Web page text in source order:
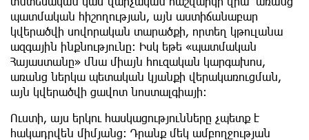
պատմական հիշողության, այն աստիճանաբար
կվերածվի սովորական տարածքի, որտեղ կթուլանա
ազգային ինքնությունը։ Իսկ եթե «պատմական
Հայաստանը» մնա միայն հուզական կարգախոս,
առանց ներկա պետական կյանքի վերակառուցման,
այն կվերածվի ցավոտ նոստալգիայի։
Ուստի, այս երկու հասկացությունները չպետք է
հակադրվեն միմյանց։ Դրանք մեկ ամբողջության